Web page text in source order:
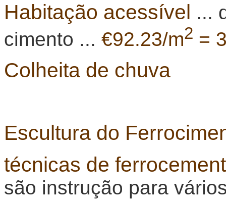
Habitação acessível ...
cimento ... €92.23/m2 =
Colheita de chuva
Escultura do
técnicas de
são instrução para